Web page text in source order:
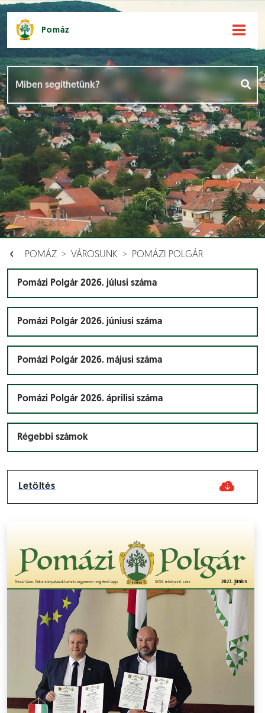
Pomáz
POMÁZ VÁROSUNK POMÁZI POLGÁR
Pomázi Polgár 2026. júlusi száma
Pomázi Polgár 2026. júniusi száma
Pomázi Polgár 2026. májusi száma
Pomázi Polgár 2026. áprilisi száma
Régebbi számok
Letöltés
Események []
Dokumentumok [ ]
Aloldalak []